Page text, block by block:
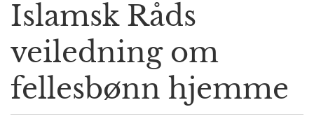
n
a
i
a
t
i
Islamsk Råds
veiledning om
fellesbønn hjemme